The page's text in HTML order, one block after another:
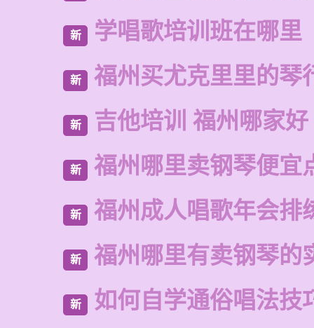
新 学唱歌培训班在哪里
新 福州买尤克里里的琴
新 吉他培训 福州哪家好
新 福州哪里卖钢琴便宜
新 福州成人唱歌年会排
新 福州哪里有卖钢琴的
新 如何自学通俗唱法技